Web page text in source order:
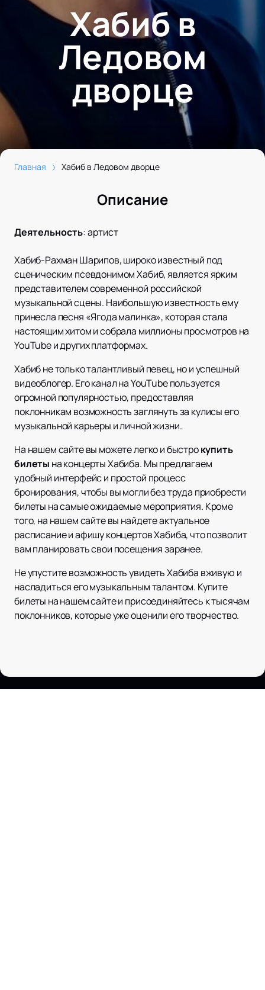
Хабиб в
Ледовом
дворце
Главная Хабиб в Ледовом дворце
Описание
Деятельность:артист
Хабиб-Рахман Шарипов, широко известный под
сценическим псевдонимом Хабиб, является ярким
представителем современной российской
музыкальной сцены. Наибольшую известность ему
принесла песня «Ягода малинка», которая стала
настоящим хитом и собрала миллионы просмотров на
YouTube и других платформах.
Хабиб не только талантливый певец, но и успешный
видеоблогер. Его канал на YouTube пользуется
огромной популярностью, предоставляя
поклонникам возможность заглянуть за кулисы его
музыкальной карьеры и личной жизни.
На нашем сайте вы можете легко и быстрокупить
билеты на концерты Хабиба. Мы предлагаем
удобный интерфейс и простой процесс
бронирования, чтобы вы могли без труда приобрести
билеты на самые ожидаемые мероприятия. Кроме
того, на нашем сайте вы найдете актуальное
расписание и афишу концертов Хабиба, что позволит
вам планировать свои посещения заранее.
Не упустите возможность увидеть Хабиба вживую и
насладиться его музыкальным талантом. Купите
билеты на нашем сайте и присоединяйтесь к тысячам
поклонников, которые уже оценили его творчество.